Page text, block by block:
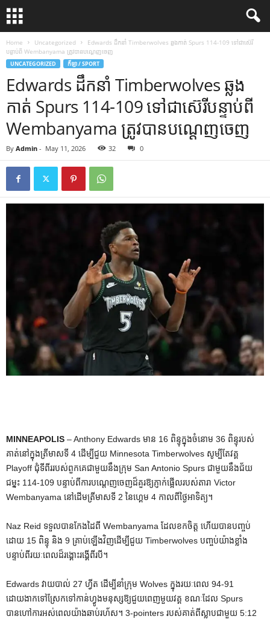
Home Uncategorized
Edwards ដឹកនាំ Timberwolves ឆ្លងកាត់ Spurs 114-109 ទៅជាស៊េរី
បន្ទាប់ពី Wembanyama ត្រូវបានបណ្តេញចេញ
UNCATEGORIZED កីឡា / SPORT
Edwards ដឹកនាំ Timberwolves ឆ្លង
កាត់ Spurs 114-109 ទៅជាស៊េរីបន្ទាប់ពី
Wembanyama ត្រូវបានបណ្តេញចេញ
By Admin - May 11, 2026 32 0
MINNEAPOLIS – Anthony Edwards មាន 16 ពិន្ទុក្នុងចំនោម 36 ពិន្ទុរបស់
គាត់នៅក្នុងត្រីមាសទី 4 ដើម្បីជួយ Minnesota Timberwolves សូម្បីតែវគ្គ
Playoff ជុំទីពីររបស់ពួកគេជាមួយនឹងក្រុម San Antonio Spurs ជាមួយនឹងជ័យ
ជម្នះ 114-109 បន្ទាប់ពីការបណ្តេញចេញដ៏គួរឱ្យភ្ញាក់ផ្អើលរបស់តារា Victor
Wembanyama នៅដើមត្រីមាសទី 2 នៃហ្គេម 4 កាលពីថ្ងៃអាទិត្យ។
Naz Reid ទទួលបានកែងដៃពី Wembanyama ដែលខកចិត្ត ហើយបានបញ្ចប់
ដោយ 15 ពិន្ទុ និង 9 គ្រាប់ឡើងវិញដើម្បីជួយ Timberwolves បញ្ចប់យ៉ាងខ្លាំង
បន្ទាប់ពីរយៈពេលដ៏រង្គោះរង្គើពីរបី។
Edwards វាយបាល់ 27 ហ្វីត ដើម្បីនាំក្រុម Wolves ក្នុងរយៈពេល 94-91
ដោយងាកទៅស្រែកទៅកាន់ហ្វូងមនុស្សឱ្យជួយពេញមួយវគ្គ ខណៈដែល Spurs
បានហៅការអស់ពេលយ៉ាងឆាប់រហ័ស។ 3-pointers របស់គាត់ពីស្លាបជាមួយ 5:12